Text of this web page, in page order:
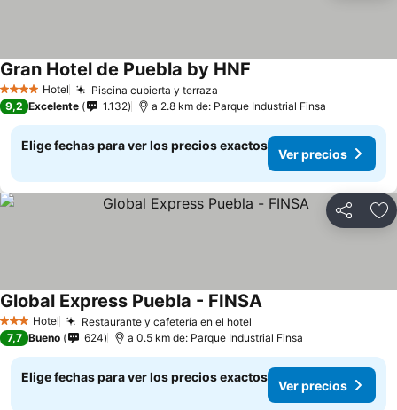
4 EstrellasHotel Piscina cubierta y terraza
Gran Hotel de Puebla by HNF
9,2 Excelente 1.132 a 2.8 km de: Parque Industrial Finsa
Elige fechas para ver los precios exactos
Ver precios
Compartir
3 Estrellas
Hotel Restaurante y cafetería en el hotel
Global Express Puebla - FINSA
7,7 Bueno 624 a 0.5 km de: Parque Industrial Finsa
Elige fechas para ver los precios exactos
Ver precios